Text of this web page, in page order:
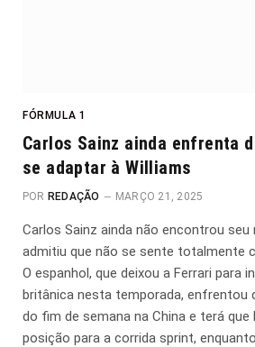
FÓRMULA 1
Carlos Sainz ainda enfrenta
se adaptar à Williams
POR REDAÇÃO MARÇO 21, 2025
Carlos Sainz ainda não encontrou seu
admitiu que não se sente totalmente
O espanhol, que deixou a Ferrari para
britânica nesta temporada, enfrentou
do fim de semana na China e terá que
posição para a corrida sprint,